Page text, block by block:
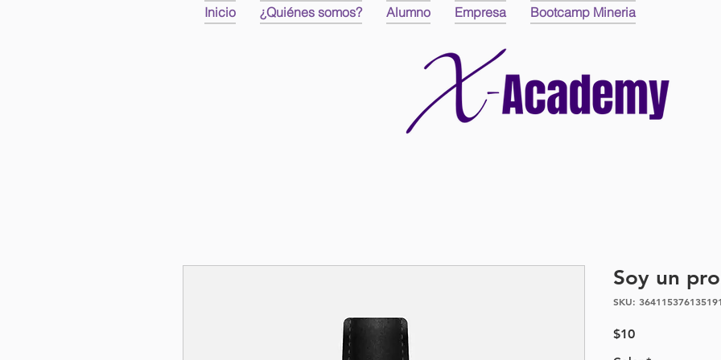
Inicio ¿Quiénes somos? Alumno Empresa Bootcamp Mineria
Soy un
SKU: 364115376135191
$10Precio